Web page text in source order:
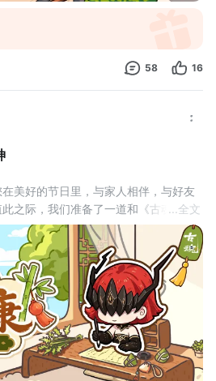
58 16
美好的节日里，与家人相伴，与好友
之际，我们准备了一道和《古魂》相
继承者有机会获得端午大礼包哦！
刻骨，九崖震颤。端午将至，古神在深
一字为祭，换取节日的恩赐。
缺处填入你心中的那个字，让这首古
全文